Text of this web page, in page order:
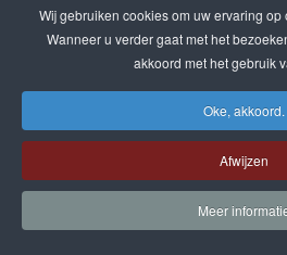
3.126 beschreven
133 gedigitaliseerd
totaal 25.496 bestanden
ZOEKEN IN DE
Wij gebruiken cookies om uw ervaring
Wanneer u verder gaat met het
akkoord met het gebruik
Oke, akkoord.
Afwijzen
Meer